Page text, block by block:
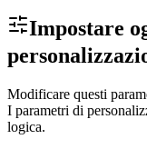
Impostare
Modificare questi
I parametri di
logica.